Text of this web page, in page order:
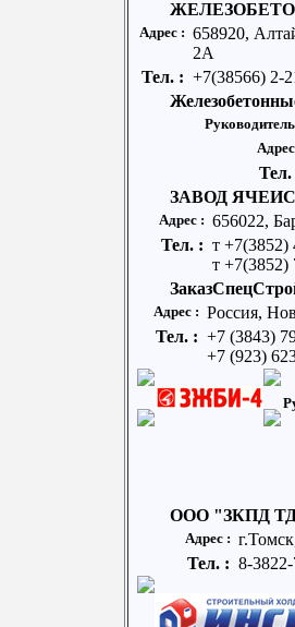
Адрес : 658920,
2А
Тел. : +7(38566) 2-
ЗАВОД
Адрес : 656022,
Тел. : т +7(3852)
т +7(3852)
Адрес : Россия,
Тел. : +7 (3843)
+7 (923)
ООО "ЗКПД
Адрес :
Тел. : 8-